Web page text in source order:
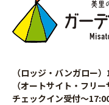
（ロッジ・バンガロー
（オートサイト・フリ
チェックイン受付〜